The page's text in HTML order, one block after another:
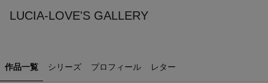
LUCIA-LOVE'S GALLERY
作品一覧 シリーズ プロフィール レター